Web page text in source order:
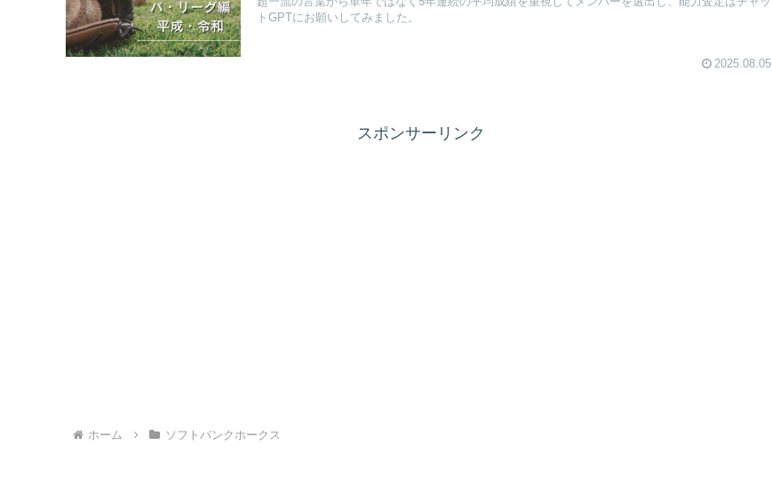
トGPTにお願いしてみました。
2025.08.05
スポンサーリンク
ホーム ソフトバンクホークス